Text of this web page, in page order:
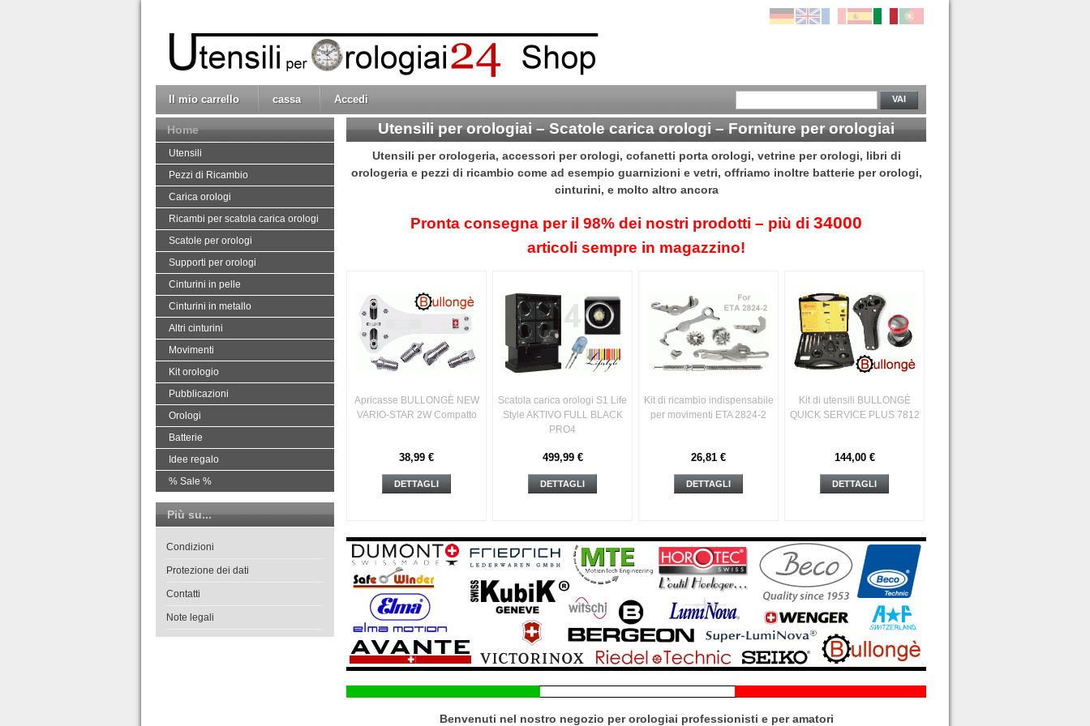
Il mio carrello cassa Accedi VAI
Utensili per orologiai – Scatole carica orologi – Forniture per orologiai
Utensili per orologeria, accessori per orologi, cofanetti porta orologi, vetrine per orologi, libri di
orologeria e pezzi di ricambio come ad esempio guarnizioni e vetri, offriamo inoltre batterie per orologi,
cinturini, e molto altro ancora
Pronta consegna per il 98% dei nostri prodotti – più di 34000
articoli sempre in magazzino!
Apricasse BULLONGÈ NEW
VARIO-STAR 2W Compatto
38,99 €
DETTAGLI
Scatola carica orologi S1 Life
Style AKTIVO FULL BLACK
PRO4
499,99 €
DETTAGLI
Kit di ricambio indispensabile
per movimenti ETA 2824-2
26,81 €
DETTAGLI
Kit di utensili BULLONGÈ
QUICK SERVICE PLUS 7812
144,00 €
DETTAGLI
Benvenuti nel nostro negozio per orologiai professionisti e per amatori
Home
Utensili
Pezzi di Ricambio
Carica orologi
Ricambi per scatola carica orologi
Scatole per orologi
Supporti per orologi
Cinturini in pelle
Cinturini in metallo
Altri cinturini
Movimenti
Kit orologio
Pubblicazioni
Orologi
Batterie
Idee regalo
% Sale %
Più su...
Condizioni
Protezione dei dati
Contatti
Note legali